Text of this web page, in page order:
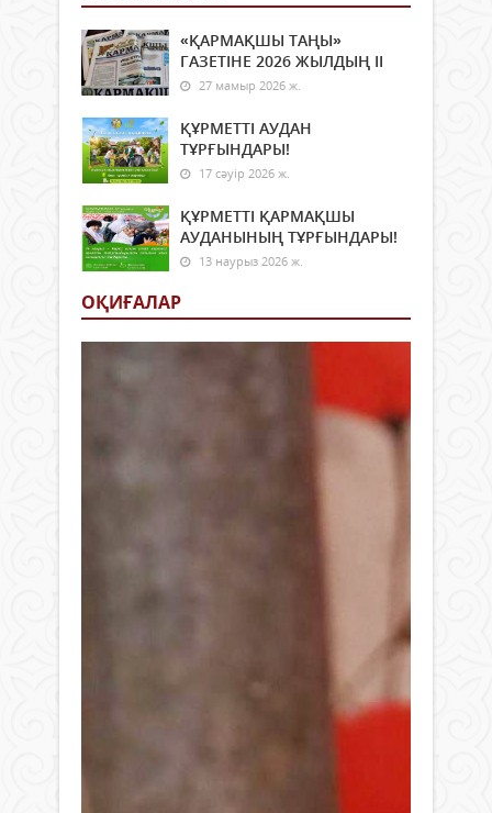
«ҚАРМАҚШЫ ТАҢЫ»
ГАЗЕТІНЕ 2026 ЖЫЛДЫҢ ІI
27 мамыр 2026 ж.
ҚҰРМЕТТІ АУДАН
ТҰРҒЫНДАРЫ!
17 сәуір 2026 ж.
ҚҰРМЕТТІ ҚАРМАҚШЫ
АУДАНЫНЫҢ ТҰРҒЫНДАРЫ!
13 наурыз 2026 ж.
ОҚИҒАЛАР